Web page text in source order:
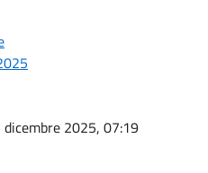
dicembre 2025, 07:19